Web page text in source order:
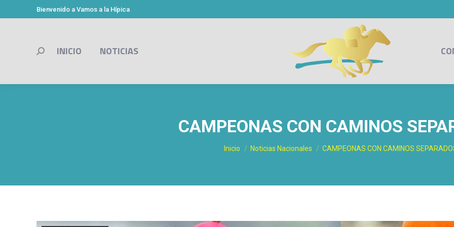
Bienvenido a Vamos a la Hípica
INICIO NOTICIAS
Buscar:
CAMPEONAS CON CAMINOS
Estás aquí:
Inicio Noticias Nacionales CAMPEONAS CON CAMINOS